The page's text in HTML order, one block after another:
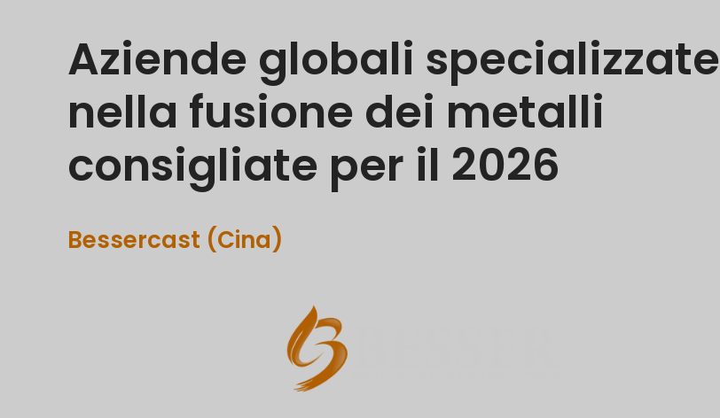
Aziende globali specializzate
nella fusione dei metalli
consigliate per il 2026
Bessercast (Cina)